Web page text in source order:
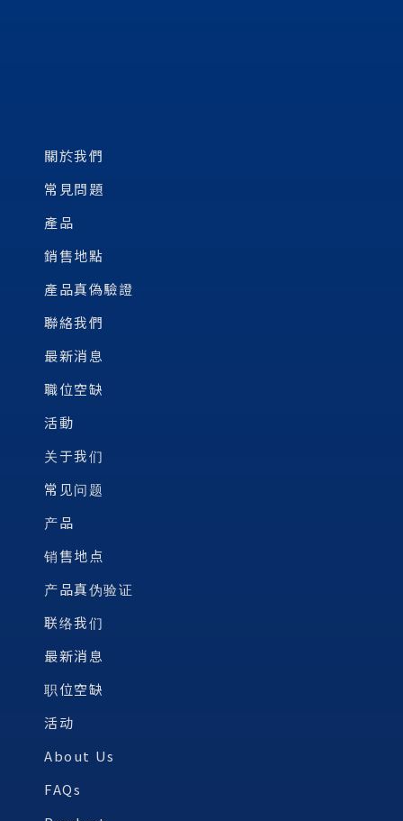
關於我們
常見問題
產品
銷售地點
產品真偽驗證
聯絡我們
最新消息
職位空缺
活動
关于我们
常见问题
产品
销售地点
产品真伪验证
联络我们
最新消息
职位空缺
活动
About Us
FAQs